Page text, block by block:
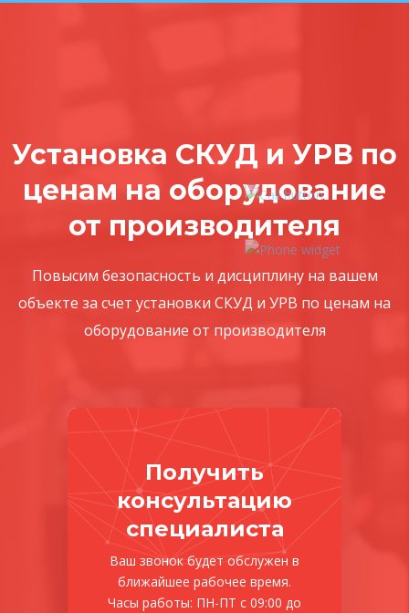
Установка СКУД и УРВ по
ценам на оборудование
от производителя
Повысим безопасность и дисциплину на вашем
объекте за счет установки СКУД и УРВ по ценам на
оборудование от производителя
Получить
консультацию
специалиста
Ваш звонок будет обслужен в
ближайшее рабочее время.
Часы работы: ПН-ПТ с 09:00 до